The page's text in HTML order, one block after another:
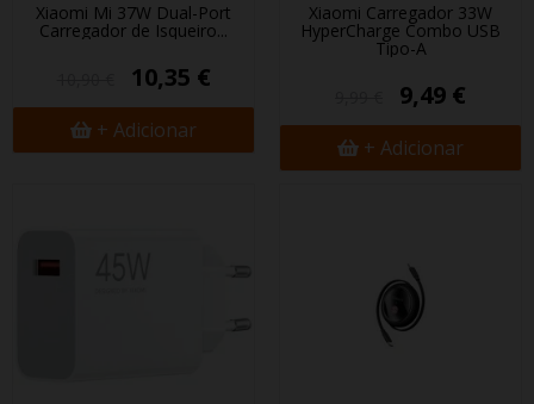
Xiaomi Mi 37W Dual-Port
Carregador de Isqueiro...
10,35 €
+ Adicionar
Xiaomi Carregador 33W
HyperCharge Combo USB
Tipo-A
9,49 €
+ Adicionar